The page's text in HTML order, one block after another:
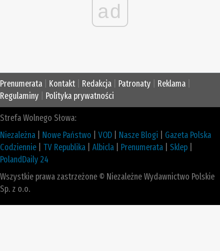
ad
Prenumerata Kontakt Redakcja Patronaty Reklama
Regulaminy
Polityka prywatności
Strefa Wolnego Słowa:
Niezależna
Nowe Państwo VOD Nasze Blogi
Gazeta Polska
Codziennie
TV Republika Albicla Prenumerata Sklep
PolandDaily 24
Wszystkie prawa zastrzeżone © Niezależne Wydawnictwo Polskie
Sp. z o.o.